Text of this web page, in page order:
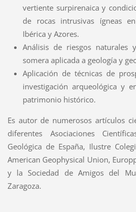
vertiente surpirenaica y
de rocas intrusivas ígneas
Ibérica y Azores.
Análisis de riesgos naturales
somera aplicada a geología y
Aplicación de técnicas de
investigación arqueológica y
patrimonio histórico.
Es autor de numerosos artículos
diferentes Asociaciones
Geológica de España, Ilustre
American Geophysical Union,
y la Sociedad de Amigos del
Zaragoza.